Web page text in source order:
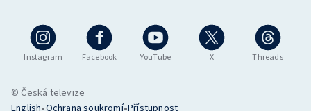
Instagram Facebook YouTube X Threads
© Česká televize
English•Ochrana soukromí•Přístupnost